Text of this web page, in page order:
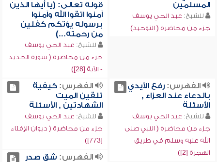
المسلمين
للشيخ: عبد الحي يوسف
جزء من محاضرة ( التوحيد)
قوله تعالى: (يا أيها الذين
آمنوا اتقوا الله وآمنوا
برسوله يؤتكم كفلين
من رحمته...)
للشيخ: عبد الحي يوسف
جزء من محاضرة ( سورة الحديد
- الآية [28])
الفهرس:رفع الأيدي
بالدعاء عند العزاء ,
الأسئلة
للشيخ: عبد الحي يوسف
جزء من محاضرة ( النبي صلى
الله عليه وسلم في طريق
الهجرة [2])
الفهرس:كيفية
تلقين الميت
الشهادتين , الأسئلة
للشيخ: عبد الحي يوسف
جزء من محاضرة ( ديوان الإفتاء
[773])
الفهرس: شق صدر